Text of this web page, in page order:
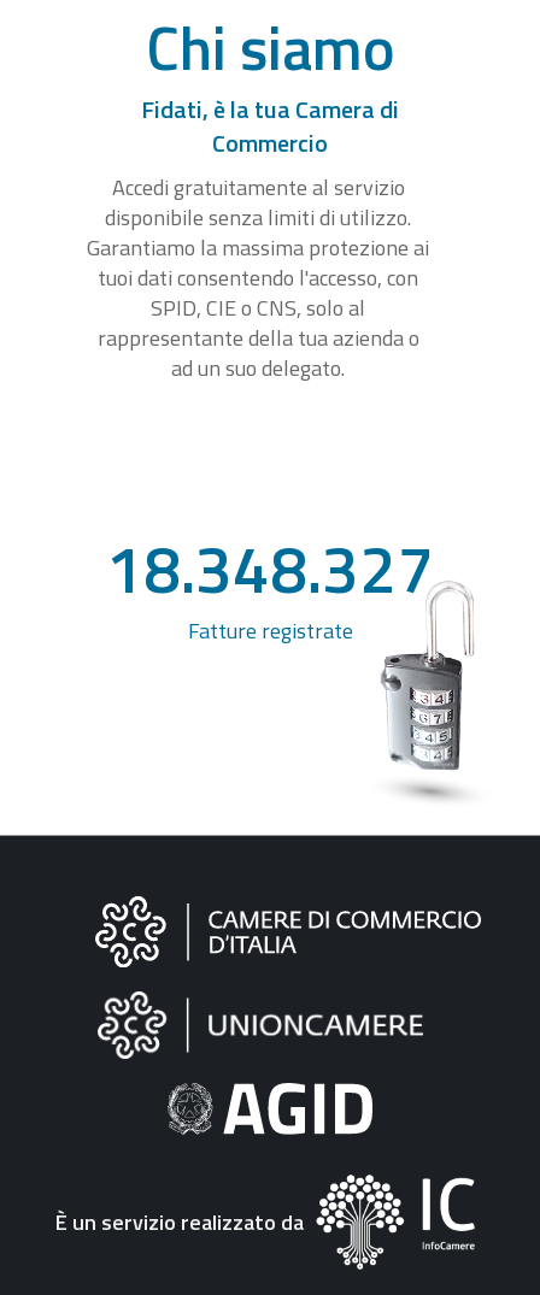
Chi siamo
Fidati, è la tua Camera di
Commercio
Accedi gratuitamente al servizio
disponibile senza limiti di utilizzo.
Garantiamo la massima protezione ai
tuoi dati consentendo l'accesso, con
SPID, CIE o CNS, solo al
rappresentante della tua azienda o
ad un suo delegato.
18.348.327
Fatture registrate
Informazioni
"Fattura
Elettronica"
È un servizio realizzato da